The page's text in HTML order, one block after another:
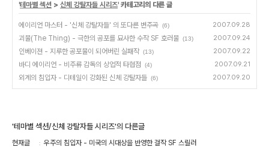
'테마별 섹션 > 신체 강탈자들 시리즈' 카테고리의 다른 글
에이리언 마스터 - '신체 강탈자들' 의 또다른 변주곡 (6) 2007.09.28
괴물(The Thing) - 극한의 공포를 묘사한 수작 SF 호러물 (13) 2007.09.24
인베이젼 - 지루한 공포물이 되어버린 실패작 (13) 2007.09.22
바디 에이리언 - 비주류 감독의 상업적 타협점 (4) 2007.09.21
외계의 침입자 - 디테일이 강화된 신체 강탈자들 (6) 2007.09.20
'테마별 섹션/신체 강탈자들 시리즈'의 다른글
현재글 우주의 침입자 - 미국의 시대상을 반영한 걸작 SF 스릴러